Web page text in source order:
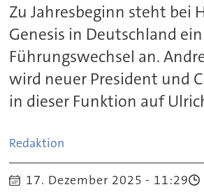
Zu Jahresbeginn steht bei
Genesis in Deutschland ein
Führungswechsel an.
wird neuer President und
in dieser Funktion auf
Redaktion
17. Dezember 2025 - 11:29